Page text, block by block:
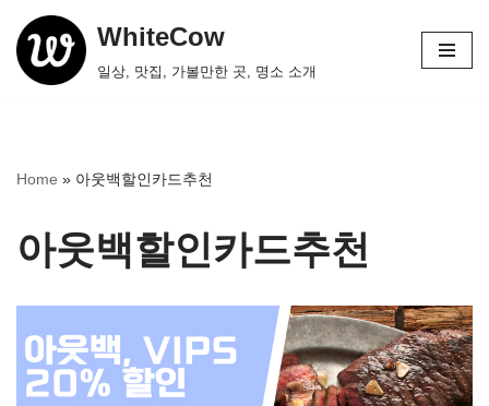
콘
텐
기
WhiteCow
일상, 맛집, 가볼만한 곳, 명소 소개
Home » 아웃백할인카드추천
아웃백할인카드추천